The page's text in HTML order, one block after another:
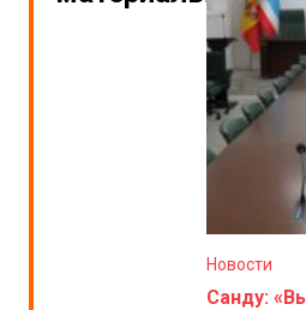
Новости
Санду: